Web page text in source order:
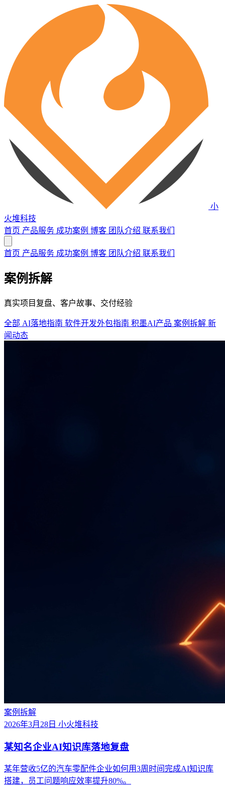
小
火堆科技
首页 产品服务 成功案例 博客 团队介绍 联系我们
首页 产品服务 成功案例 博客 团队介绍 联系我们
案例拆解
真实项目复盘、客户故事、交付经验
全部 AI落地指南 软件开发外包指南 积墨AI产品 案例拆解 新
闻动态
案例拆解
2026年3月28日 小火堆科技
某知名企业AI知识库落地复盘
某年营收5亿的汽车零配件企业如何用3周时间完成AI知识库
搭建，员工问题响应效率提升80%。